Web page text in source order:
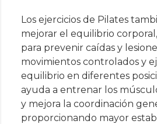
Los ejercicios de Pilates
mejorar el equilibrio
para prevenir caídas y
movimientos controlados y
equilibrio en diferentes
ayuda a entrenar los
y mejora la coordinación
proporcionando mayor